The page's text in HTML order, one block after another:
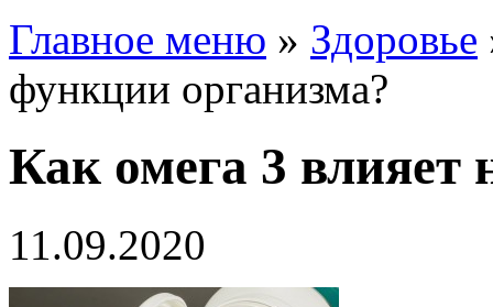
Главное меню » Здоровье
функции организма?
Как омега 3 влияет
11.09.2020